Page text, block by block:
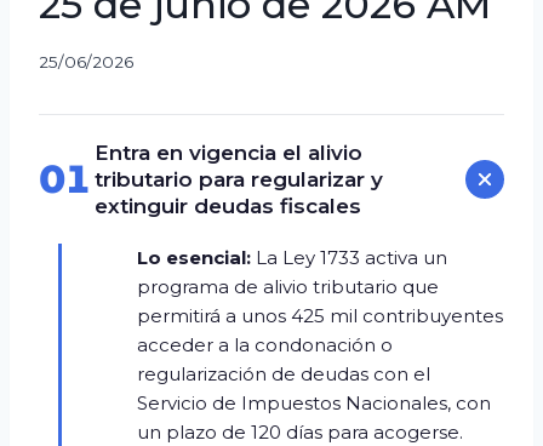
25/06/2026
01
Entra en vigencia el alivio
tributario para regularizar y
extinguir deudas fiscales
Lo esencial: La Ley 1733 activa un
programa de alivio tributario que
permitirá a unos 425 mil contribuyentes
acceder a la condonación o
regularización de deudas con el
Servicio de Impuestos Nacionales, con
un plazo de 120 días para acogerse.